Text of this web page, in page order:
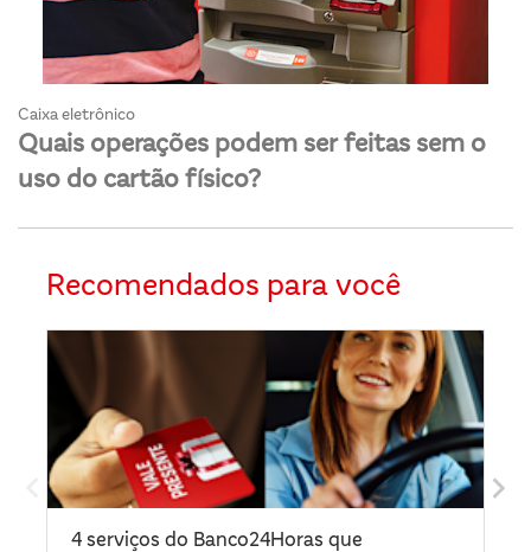
Caixa eletrônico
Quais operações podem ser feitas sem o
uso do cartão físico?
Recomendados para você
4 serviços do Banco24Horas que